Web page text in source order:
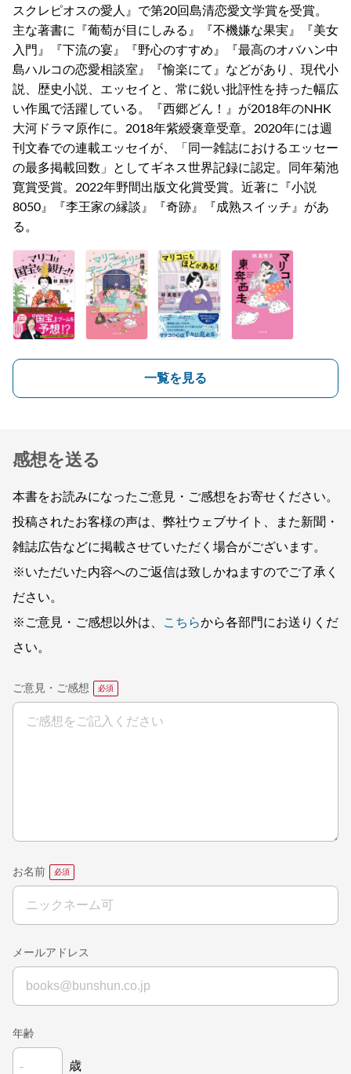
スクレピオスの愛人』で第20回島清恋愛文学賞を受賞。
主な著書に『葡萄が目にしみる』『不機嫌な果実』『美女
入門』『下流の宴』『野心のすすめ』『最高のオバハン中
島ハルコの恋愛相談室』『愉楽にて』などがあり、現代小
説、歴史小説、エッセイと、常に鋭い批評性を持った幅広
い作風で活躍している。『西郷どん！』が2018年のNHK
大河ドラマ原作に。2018年紫綬褒章受章。2020年には週
刊文春での連載エッセイが、「同一雑誌におけるエッセー
の最多掲載回数」としてギネス世界記録に認定。同年菊池
寛賞受賞。2022年野間出版文化賞受賞。近著に『小説
8050』『李王家の縁談』『奇跡』『成熟スイッチ』があ
る。
一覧を見る
感想を送る
本書をお読みになったご意見・ご感想をお寄せください。
投稿されたお客様の声は、弊社ウェブサイト、また新聞・
雑誌広告などに掲載させていただく場合がございます。
※いただいた内容へのご返信は致しかねますのでご了承く
ださい。
※ご意見・ご感想以外は、
こちらから各部門にお送りくだ
さい。
ご意見・ご感想
お名前
メールアドレス
年齢
歳